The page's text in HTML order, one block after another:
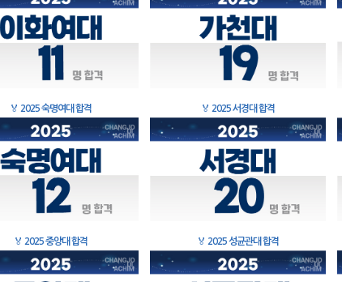
🏅 2025 숙명여대 합격 🏅 2025 서경대 합격
🏅 2025 중앙대 합격 🏅 2025 성균관대 합격